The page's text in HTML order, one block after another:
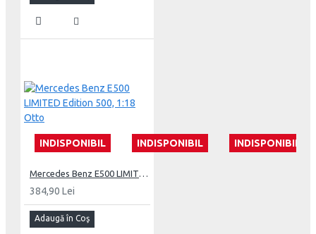
INDISPONIBIL INDISPONIBIL INDISPONIBIL
384,90 Lei
Adaugă în Coş